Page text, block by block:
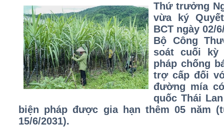
Thứ trưởng
vừa ký
BCT ngày 02/
Bộ Công
soát cuối kỳ
pháp chống
trợ cấp đối
đường mía
quốc Thái
biện pháp được gia hạn thêm 05 năm
15/6/2031).